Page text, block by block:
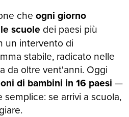
che ogni giorno
scuole dei paesi più
un intervento di
stabile, radicato nelle
da oltre vent'anni. Oggi
di bambini in 16 paesi —
se arrivi a scuola,